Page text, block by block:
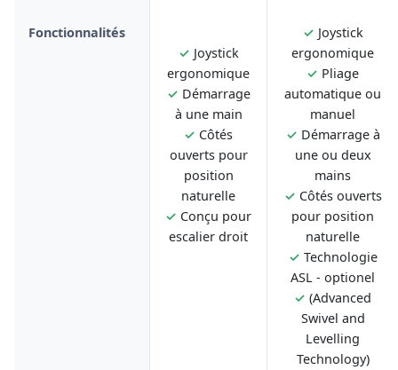
Fonctionnalités
✓ Joystick
ergonomique
✓ Démarrage
à une main
✓ Côtés
ouverts pour
position
naturelle
✓ Conçu pour
escalier droit
✓ Joystick
ergonomique
✓ Pliage
automatique ou
manuel
✓ Démarrage à
une ou deux
mains
✓ Côtés ouverts
pour position
naturelle
✓ Technologie
ASL - optionel
✓ (Advanced
Swivel and
Levelling
Technology)